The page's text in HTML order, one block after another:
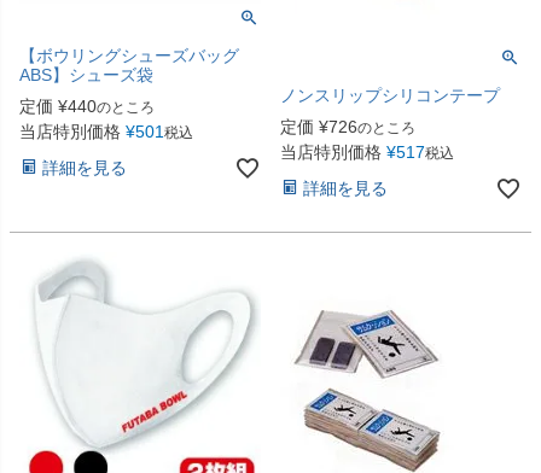
【ボウリングシューズバッグ
ABS】シューズ袋
定価 ¥440のところ
当店特別価格 ¥501 税込
詳細を見る
ノンスリップシリコンテープ
定価 ¥726のところ
当店特別価格 ¥517税込
詳細を見る